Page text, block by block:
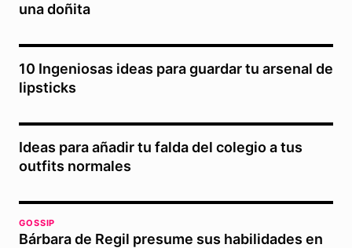
una doñita
10 Ingeniosas ideas para guardar tu arsenal de
lipsticks
Ideas para añadir tu falda del colegio a tus
outfits normales
GOSSIP
Bárbara de Regil presume sus habilidades en